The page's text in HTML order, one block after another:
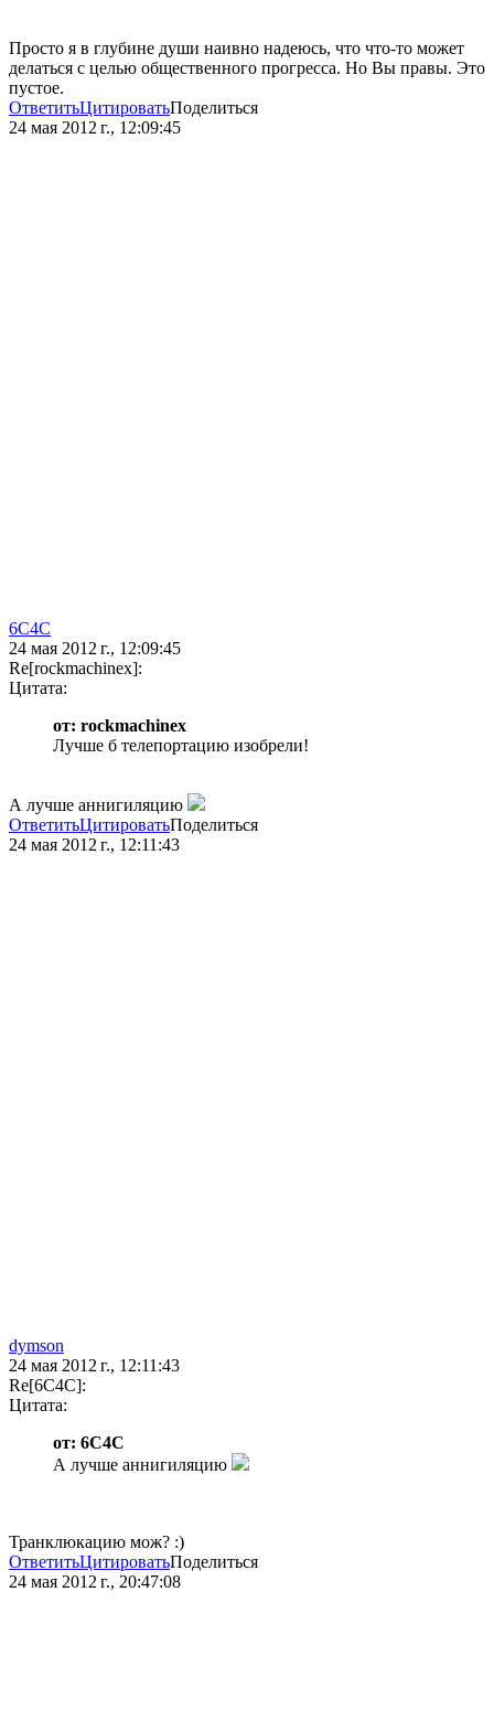
Просто я в глубине души наивно надеюсь, что что-то может
делаться с целью общественного прогресса. Но Вы правы. Это
пустое.
ОтветитьЦитироватьПоделиться
24 мая 2012 г., 12:09:45
6C4C
24 мая 2012 г., 12:09:45
Re[rockmachinex]:
Цитата:
от: rockmachinex
Лучше б телепортацию изобрели!
А лучше аннигиляцию
ОтветитьЦитироватьПоделиться
24 мая 2012 г., 12:11:43
dymson
24 мая 2012 г., 12:11:43
Re[6C4C]:
Цитата:
от: 6C4C
А лучше аннигиляцию
Транклюкацию мож? :)
ОтветитьЦитироватьПоделиться
24 мая 2012 г., 20:47:08